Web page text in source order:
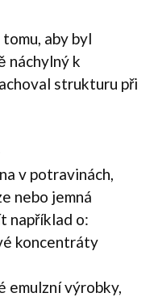
aby byl
náchylný k
strukturu při
v potravinách,
nebo jemná
například o:
koncentráty
emulzní výrobky,